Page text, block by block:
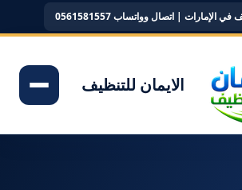
الإمارات | اتصال وواتساب 0561581557
الايمان للتنظيف